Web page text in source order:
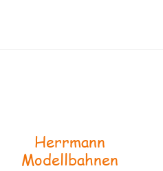
Herrmann
Modellbahnen